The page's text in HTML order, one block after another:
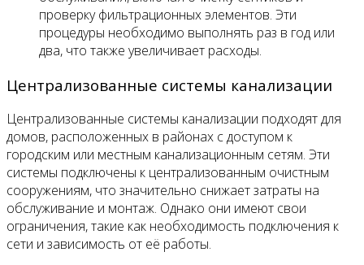
проверку фильтрационных элементов. Эти
процедуры необходимо выполнять раз в год или
два, что также увеличивает расходы.
Централизованные системы канализации
Централизованные системы канализации подходят для
домов, расположенных в районах с доступом к
городским или местным канализационным сетям. Эти
системы подключены к централизованным очистным
сооружениям, что значительно снижает затраты на
обслуживание и монтаж. Однако они имеют свои
ограничения, такие как необходимость подключения к
сети и зависимость от её работы.